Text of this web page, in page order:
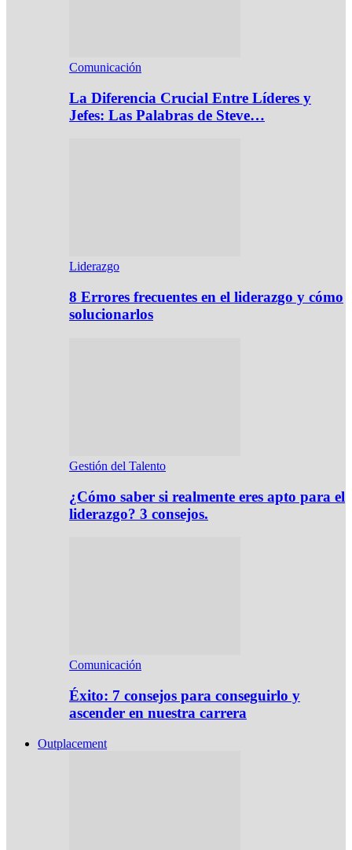
Comunicación
La Diferencia Crucial Entre Líderes y
Jefes: Las Palabras de Steve…
Liderazgo
8 Errores frecuentes en el liderazgo y cómo
solucionarlos
Gestión del Talento
¿Cómo saber si realmente eres apto para el
liderazgo? 3 consejos.
Comunicación
Éxito: 7 consejos para conseguirlo y
ascender en nuestra carrera
Outplacement